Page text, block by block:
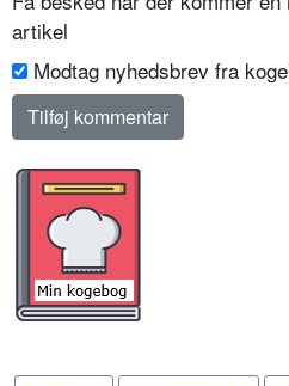
artikel
Modtag nyhedsbrev fra